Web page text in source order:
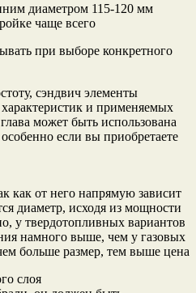
диаметром 115-120 мм
чаще всего
при выборе конкретного
сэндвич элементы
и применяемых
может быть использована
если вы приобретаете
как от него напрямую зависит
диаметр, исходя из мощности
у твердотопливных вариантов
намного выше, чем у газовых
больше размер, тем выше цена
слоя